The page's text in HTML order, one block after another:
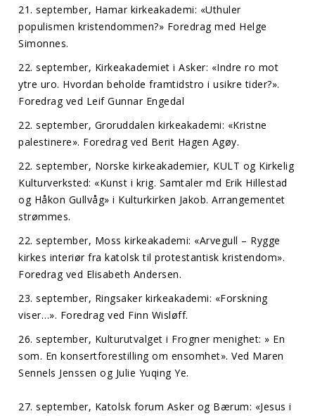
21. september, Hamar kirkeakademi: «Uthuler
populismen kristendommen?» Foredrag med Helge
Simonnes.
22. september, Kirkeakademiet i Asker: «Indre ro mot
ytre uro. Hvordan beholde framtidstro i usikre tider?».
Foredrag ved Leif Gunnar Engedal
22. september, Groruddalen kirkeakademi: «Kristne
palestinere». Foredrag ved Berit Hagen Agøy.
22. september, Norske kirkeakademier, KULT og Kirkelig
Kulturverksted: «Kunst i krig. Samtaler md Erik Hillestad
og Håkon Gullvåg» i Kulturkirken Jakob. Arrangementet
strømmes.
22. september, Moss kirkeakademi: «Arvegull – Rygge
kirkes interiør fra katolsk til protestantisk kristendom».
Foredrag ved Elisabeth Andersen.
23. september, Ringsaker kirkeakademi: «Forskning
viser…». Foredrag ved Finn Wisløff.
26. september, Kulturutvalget i Frogner menighet: » En
som. En konsertforestilling om ensomhet». Ved Maren
Sennels Jenssen og Julie Yuqing Ye.
27. september, Katolsk forum Asker og Bærum: «Jesus i